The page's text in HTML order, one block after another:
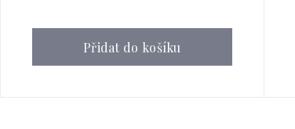
Přidat do košíku